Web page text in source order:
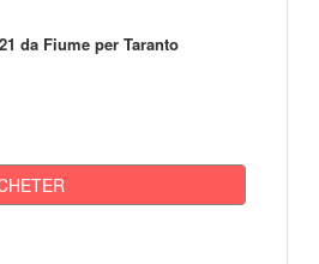
da Fiume per Taranto